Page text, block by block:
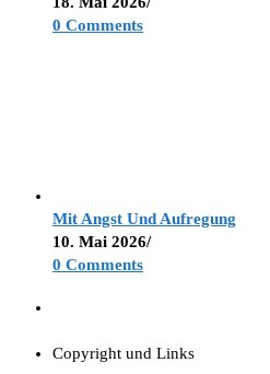
0 Comments
Mit Angst Und Aufregung
10. Mai 2026/
0 Comments
Copyright und Links